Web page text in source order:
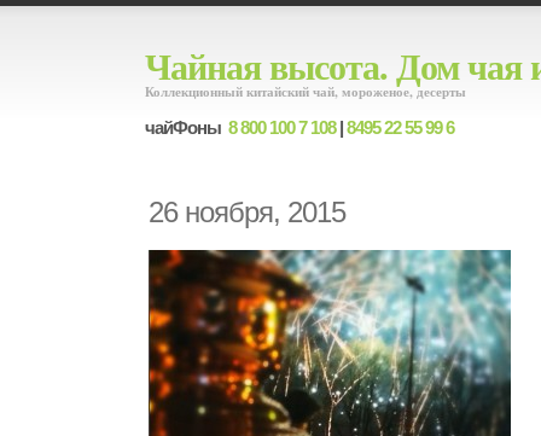
Чайная высота. Дом чая
Коллекционный китайский чай, мороженое, десерты
чайФоны 8 800 100 7 108|8495 22 55 99 6
26 ноября, 2015